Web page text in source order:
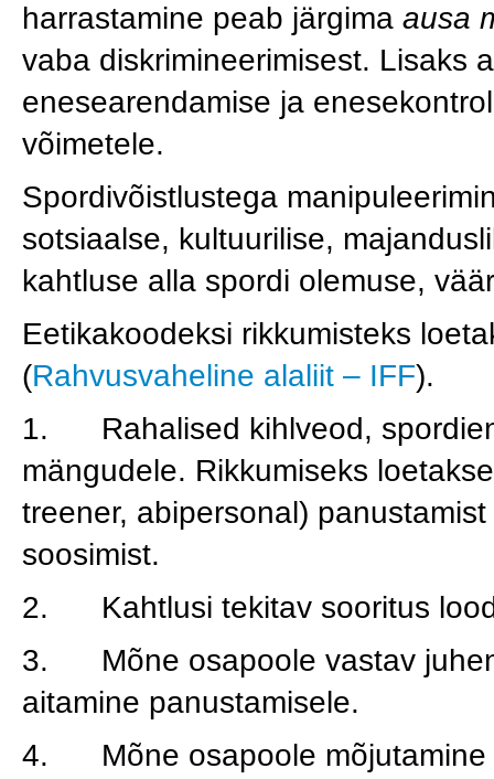
harrastamine peab järgima ausa
vaba diskrimineerimisest. Lisaks
enesearendamise ja
võimetele.
Spordivõistlustega
sotsiaalse, kultuurilise,
kahtluse alla spordi olemuse,
Eetikakoodeksi rikkumisteks
(Rahvusvaheline alaliit – IFF).
1. Rahalised kihlveod,
mängudele. Rikkumiseks
treener, abipersonal)
soosimist.
2. Kahtlusi tekitav sooritus
3. Mõne osapoole vastav
aitamine panustamisele.
4. Mõne osapoole mõjutamine